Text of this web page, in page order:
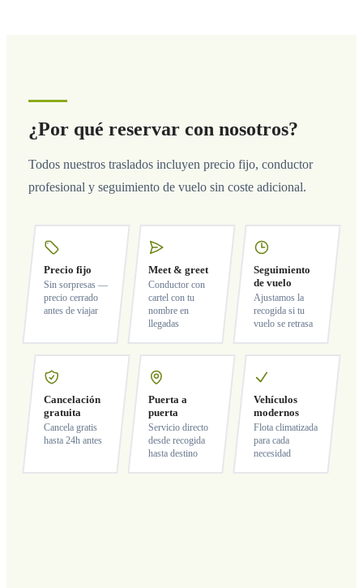
¿Por qué reservar con nosotros?
Todos nuestros traslados incluyen precio fijo, conductor
profesional y seguimiento de vuelo sin coste adicional.
Precio fijo
Sin sorpresas —
precio cerrado
antes de viajar
Meet & greet
Conductor con
cartel con tu
nombre en
llegadas
Seguimiento
de vuelo
Ajustamos la
recogida si tu
vuelo se retrasa
Cancelación
gratuita
Cancela gratis
hasta 24h antes
Puerta a
puerta
Servicio directo
desde recogida
hasta destino
Vehículos
modernos
Flota climatizada
para cada
necesidad